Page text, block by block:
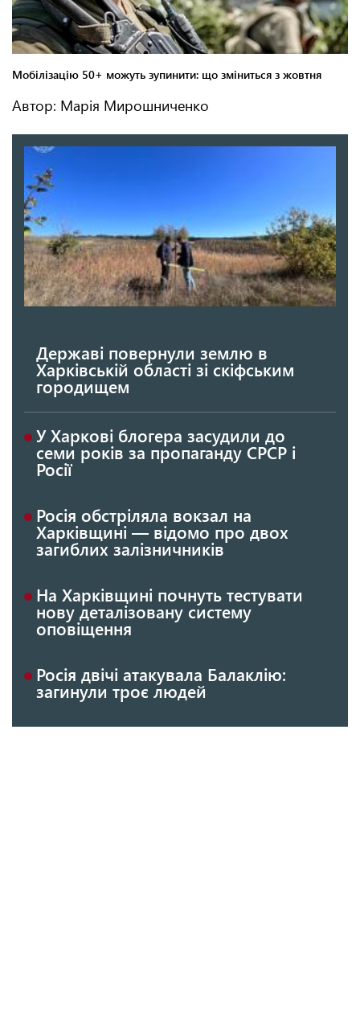
Автор: Марія Мирошниченко
Державі повернули землю в
Харківській області зі скіфським
городищем
У Харкові блогера засудили до
семи років за пропаганду СРСР і
Росії
Росія обстріляла вокзал на
Харківщині — відомо про двох
загиблих залізничників
На Харківщині почнуть тестувати
нову деталізовану систему
оповіщення
Росія двічі атакувала Балаклію:
загинули троє людей